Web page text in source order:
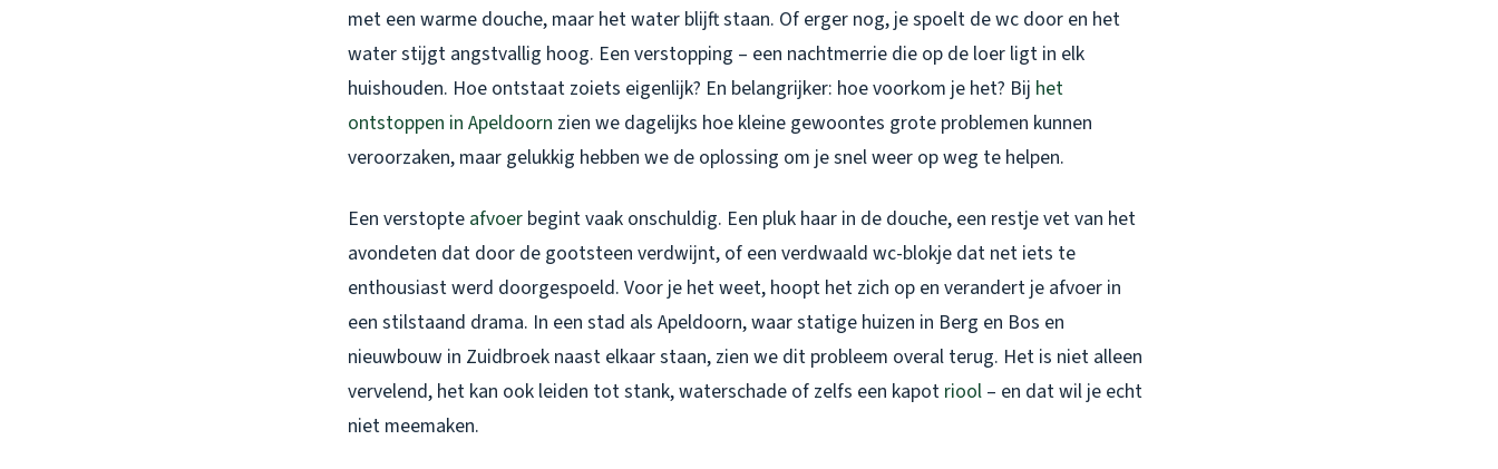
met een warme douche, maar het water blijft staan. Of erger nog, je spoelt de wc door en het
water stijgt angstvallig hoog. Een verstopping – een nachtmerrie die op de loer ligt in elk
huishouden. Hoe ontstaat zoiets eigenlijk? En belangrijker: hoe voorkom je het? Bij het
ontstoppen in Apeldoorn zien we dagelijks hoe kleine gewoontes grote problemen kunnen
veroorzaken, maar gelukkig hebben we de oplossing om je snel weer op weg te helpen.
Een verstopte afvoer begint vaak onschuldig. Een pluk haar in de douche, een restje vet van het
avondeten dat door de gootsteen verdwijnt, of een verdwaald wc-blokje dat net iets te
enthousiast werd doorgespoeld. Voor je het weet, hoopt het zich op en verandert je afvoer in
een stilstaand drama. In een stad als Apeldoorn, waar statige huizen in Berg en Bos en
nieuwbouw in Zuidbroek naast elkaar staan, zien we dit probleem overal terug. Het is niet alleen
vervelend, het kan ook leiden tot stank, waterschade of zelfs een kapot riool – en dat wil je echt
niet meemaken.